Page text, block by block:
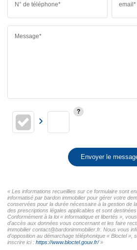
N° de téléphone* email*
Message*
Envoyer le
« Les informations recueillies sur ce formulaire sont
informatisé par bardon immobilier pour gérer votre
conservées pour la durée nécessaire à la gestion de
des prescriptions légales applicables et sont
Conformément à la loi « informatique et libertés »,
d'accès aux données vous concernant et les faire
immobilier contact@bardonimmobilier.fr. Nous vous
d'opposition au démarchage téléphonique « Bloctel »,
inscrire ici : https://www.bloctel.gouv.fr/»